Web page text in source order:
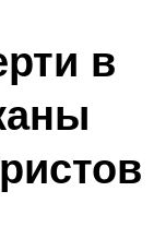
в